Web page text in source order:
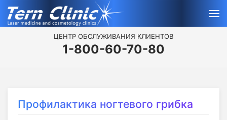
ЦЕНТР ОБСЛУЖИВАНИЯ КЛИЕНТОВ
1-800-60-70-80
Профилактика ногтевого грибка